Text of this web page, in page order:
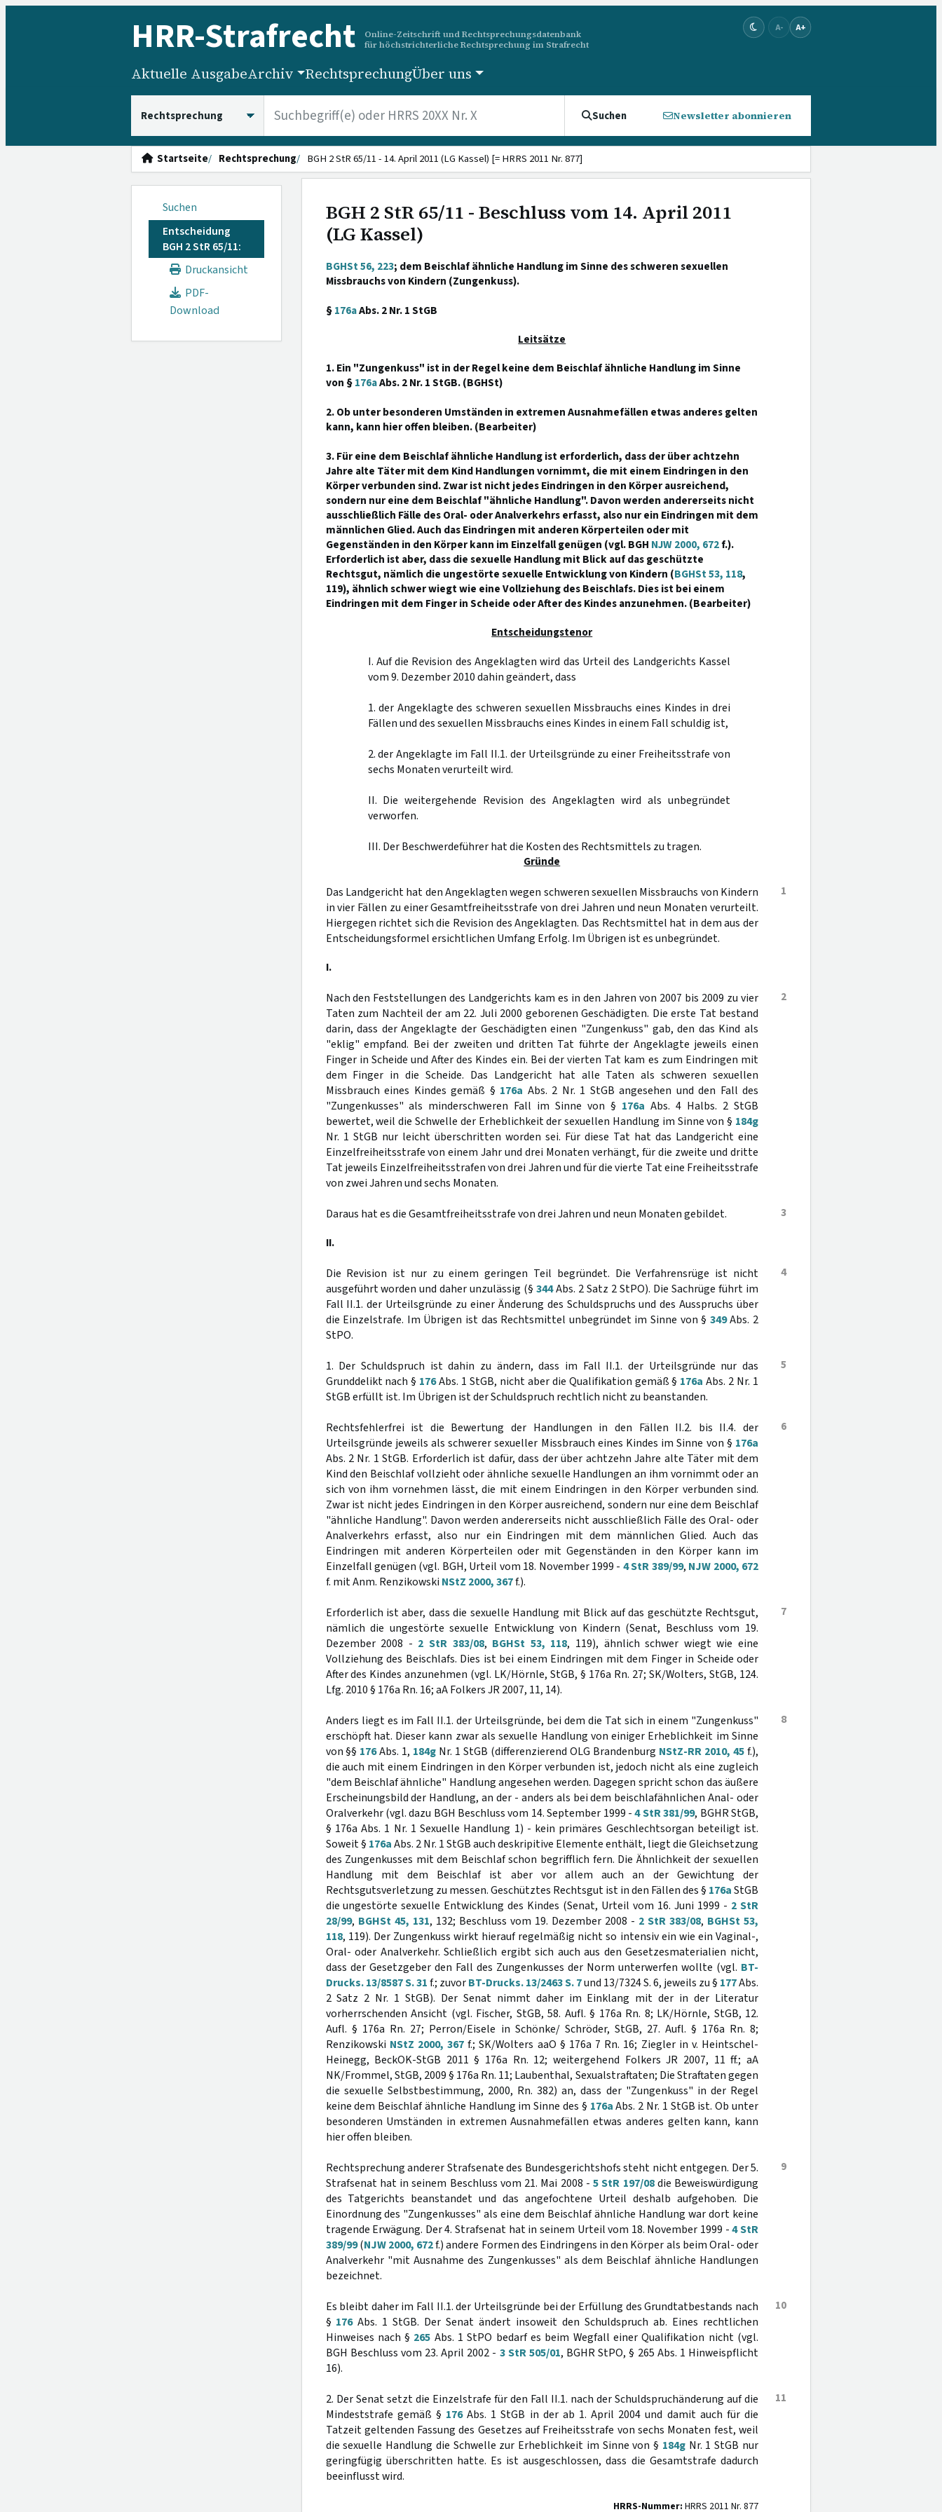
HRR-Strafrecht
Online-Zeitschrift und Rechtsprechungsdatenbank
für höchstrichterliche Rechtsprechung im Strafrecht
A- A+
Aktuelle AusgabeArchiv RechtsprechungÜber uns
Suchen Newsletter abonnieren
Startseite Rechtsprechung BGH 2 StR 65/11 - 14. April 2011 (LG Kassel) [= HRRS 2011 Nr. 877]
Suchen
Entscheidung
BGH 2 StR 65/11:
Druckansicht
PDF-
Download
BGH 2 StR 65/11 - Beschluss vom 14. April 2011
(LG Kassel)
BGHSt 56, 223; dem Beischlaf ähnliche Handlung im Sinne des schweren sexuellen
Missbrauchs von Kindern (Zungenkuss).
§176aAbs. 2 Nr. 1 StGB
Leitsätze
1. Ein "Zungenkuss" ist in der Regel keine dem Beischlaf ähnliche Handlung im Sinne
von §176aAbs. 2 Nr. 1 StGB. (BGHSt)
2. Ob unter besonderen Umständen in extremen Ausnahmefällen etwas anderes gelten
kann, kann hier offen bleiben. (Bearbeiter)
3. Für eine dem Beischlaf ähnliche Handlung ist erforderlich, dass der über achtzehn
Jahre alte Täter mit dem Kind Handlungen vornimmt, die mit einem Eindringen in den
Körper verbunden sind. Zwar ist nicht jedes Eindringen in den Körper ausreichend,
sondern nur eine dem Beischlaf "ähnliche Handlung". Davon werden andererseits nicht
ausschließlich Fälle des Oral- oder Analverkehrs erfasst, also nur ein Eindringen mit dem
männlichen Glied. Auch das Eindringen mit anderen Körperteilen oder mit
Gegenständen in den Körper kann im Einzelfall genügen (vgl. BGH NJW 2000, 672f.).
Erforderlich ist aber, dass die sexuelle Handlung mit Blick auf das geschützte
Rechtsgut, nämlich die ungestörte sexuelle Entwicklung von Kindern (BGHSt 53, 118,
119), ähnlich schwer wiegt wie eine Vollziehung des Beischlafs. Dies ist bei einem
Eindringen mit dem Finger in Scheide oder After des Kindes anzunehmen. (Bearbeiter)
Entscheidungstenor
I. Auf die Revision des Angeklagten wird das Urteil des Landgerichts Kassel
vom 9. Dezember 2010 dahin geändert, dass
1. der Angeklagte des schweren sexuellen Missbrauchs eines Kindes in drei
Fällen und des sexuellen Missbrauchs eines Kindes in einem Fall schuldig ist,
2. der Angeklagte im Fall II.1. der Urteilsgründe zu einer Freiheitsstrafe von
sechs Monaten verurteilt wird.
II. Die weitergehende Revision des Angeklagten wird als unbegründet
verworfen.
III. Der Beschwerdeführer hat die Kosten des Rechtsmittels zu tragen.
Gründe
1
Das Landgericht hat den Angeklagten wegen schweren sexuellen Missbrauchs von Kindern
in vier Fällen zu einer Gesamtfreiheitsstrafe von drei Jahren und neun Monaten verurteilt.
Hiergegen richtet sich die Revision des Angeklagten. Das Rechtsmittel hat in dem aus der
Entscheidungsformel ersichtlichen Umfang Erfolg. Im Übrigen ist es unbegründet.
I.
2
Nach den Feststellungen des Landgerichts kam es in den Jahren von 2007 bis 2009 zu vier
Taten zum Nachteil der am 22. Juli 2000 geborenen Geschädigten. Die erste Tat bestand
darin, dass der Angeklagte der Geschädigten einen "Zungenkuss" gab, den das Kind als
"eklig" empfand. Bei der zweiten und dritten Tat führte der Angeklagte jeweils einen
Finger in Scheide und After des Kindes ein. Bei der vierten Tat kam es zum Eindringen mit
dem Finger in die Scheide. Das Landgericht hat alle Taten als schweren sexuellen
Missbrauch eines Kindes gemäß § 176a Abs. 2 Nr. 1 StGB angesehen und den Fall des
"Zungenkusses" als minderschweren Fall im Sinne von § 176a Abs. 4 Halbs. 2 StGB
bewertet, weil die Schwelle der Erheblichkeit der sexuellen Handlung im Sinne von § 184g
Nr. 1 StGB nur leicht überschritten worden sei. Für diese Tat hat das Landgericht eine
Einzelfreiheitsstrafe von einem Jahr und drei Monaten verhängt, für die zweite und dritte
Tat jeweils Einzelfreiheitsstrafen von drei Jahren und für die vierte Tat eine Freiheitsstrafe
von zwei Jahren und sechs Monaten.
3
Daraus hat es die Gesamtfreiheitsstrafe von drei Jahren und neun Monaten gebildet.
II.
4
Die Revision ist nur zu einem geringen Teil begründet. Die Verfahrensrüge ist nicht
ausgeführt worden und daher unzulässig (§344Abs. 2 Satz 2 StPO). Die Sachrüge führt im
Fall II.1. der Urteilsgründe zu einer Änderung des Schuldspruchs und des Ausspruchs über
die Einzelstrafe. Im Übrigen ist das Rechtsmittel unbegründet im Sinne von § 349Abs. 2
StPO.
5
1. Der Schuldspruch ist dahin zu ändern, dass im Fall II.1. der Urteilsgründe nur das
Grunddelikt nach § 176Abs. 1 StGB, nicht aber die Qualifikation gemäß § 176a Abs. 2 Nr. 1
StGB erfüllt ist. Im Übrigen ist der Schuldspruch rechtlich nicht zu beanstanden.
6
Rechtsfehlerfrei ist die Bewertung der Handlungen in den Fällen II.2. bis II.4. der
Urteilsgründe jeweils als schwerer sexueller Missbrauch eines Kindes im Sinne von § 176a
Abs. 2 Nr. 1 StGB. Erforderlich ist dafür, dass der über achtzehn Jahre alte Täter mit dem
Kind den Beischlaf vollzieht oder ähnliche sexuelle Handlungen an ihm vornimmt oder an
sich von ihm vornehmen lässt, die mit einem Eindringen in den Körper verbunden sind.
Zwar ist nicht jedes Eindringen in den Körper ausreichend, sondern nur eine dem Beischlaf
"ähnliche Handlung". Davon werden andererseits nicht ausschließlich Fälle des Oral- oder
Analverkehrs erfasst, also nur ein Eindringen mit dem männlichen Glied. Auch das
Eindringen mit anderen Körperteilen oder mit Gegenständen in den Körper kann im
Einzelfall genügen (vgl. BGH, Urteil vom 18. November 1999 - 4 StR 389/99, NJW 2000, 672
f. mit Anm. Renzikowski NStZ 2000, 367f.).
7
Erforderlich ist aber, dass die sexuelle Handlung mit Blick auf das geschützte Rechtsgut,
nämlich die ungestörte sexuelle Entwicklung von Kindern (Senat, Beschluss vom 19.
Dezember 2008 - 2 StR 383/08, BGHSt 53, 118, 119), ähnlich schwer wiegt wie eine
Vollziehung des Beischlafs. Dies ist bei einem Eindringen mit dem Finger in Scheide oder
After des Kindes anzunehmen (vgl. LK/Hörnle, StGB, § 176a Rn. 27; SK/Wolters, StGB, 124.
Lfg. 2010 § 176a Rn. 16; aA Folkers JR 2007, 11, 14).
8
Anders liegt es im Fall II.1. der Urteilsgründe, bei dem die Tat sich in einem "Zungenkuss"
erschöpft hat. Dieser kann zwar als sexuelle Handlung von einiger Erheblichkeit im Sinne
von §§ 176Abs. 1, 184g Nr. 1 StGB (differenzierend OLG Brandenburg NStZ-RR 2010, 45f.),
die auch mit einem Eindringen in den Körper verbunden ist, jedoch nicht als eine zugleich
"dem Beischlaf ähnliche" Handlung angesehen werden. Dagegen spricht schon das äußere
Erscheinungsbild der Handlung, an der - anders als bei dem beischlafähnlichen Anal- oder
Oralverkehr (vgl. dazu BGH Beschluss vom 14. September 1999 -4 StR 381/99, BGHR StGB,
§ 176a Abs. 1 Nr. 1 Sexuelle Handlung 1) - kein primäres Geschlechtsorgan beteiligt ist.
Soweit § 176aAbs. 2 Nr. 1 StGB auch deskripitive Elemente enthält, liegt die Gleichsetzung
des Zungenkusses mit dem Beischlaf schon begrifflich fern. Die Ähnlichkeit der sexuellen
Handlung mit dem Beischlaf ist aber vor allem auch an der Gewichtung der
Rechtsgutsverletzung zu messen. Geschütztes Rechtsgut ist in den Fällen des § 176aStGB
die ungestörte sexuelle Entwicklung des Kindes (Senat, Urteil vom 16. Juni 1999 - 2 StR
28/99, BGHSt 45, 131, 132; Beschluss vom 19. Dezember 2008 - 2 StR 383/08, BGHSt 53,
118, 119). Der Zungenkuss wirkt hierauf regelmäßig nicht so intensiv ein wie ein Vaginal-,
Oral- oder Analverkehr. Schließlich ergibt sich auch aus den Gesetzesmaterialien nicht,
dass der Gesetzgeber den Fall des Zungenkusses der Norm unterwerfen wollte (vgl. BT-
Drucks. 13/8587 S. 31f.; zuvorBT-Drucks. 13/2463 S. 7und 13/7324 S. 6, jeweils zu § 177Abs.
2 Satz 2 Nr. 1 StGB). Der Senat nimmt daher im Einklang mit der in der Literatur
vorherrschenden Ansicht (vgl. Fischer, StGB, 58. Aufl. § 176a Rn. 8; LK/Hörnle, StGB, 12.
Aufl. § 176a Rn. 27; Perron/Eisele in Schönke/ Schröder, StGB, 27. Aufl. § 176a Rn. 8;
Renzikowski NStZ 2000, 367 f.; SK/Wolters aaO § 176a 7 Rn. 16; Ziegler in v. Heintschel-
Heinegg, BeckOK-StGB 2011 § 176a Rn. 12; weitergehend Folkers JR 2007, 11 ff.; aA
NK/Frommel, StGB, 2009 § 176a Rn. 11; Laubenthal, Sexualstraftaten; Die Straftaten gegen
die sexuelle Selbstbestimmung, 2000, Rn. 382) an, dass der "Zungenkuss" in der Regel
keine dem Beischlaf ähnliche Handlung im Sinne des § 176aAbs. 2 Nr. 1 StGB ist. Ob unter
besonderen Umständen in extremen Ausnahmefällen etwas anderes gelten kann, kann
hier offen bleiben.
9
Rechtsprechung anderer Strafsenate des Bundesgerichtshofs steht nicht entgegen. Der 5.
Strafsenat hat in seinem Beschluss vom 21. Mai 2008 - 5 StR 197/08die Beweiswürdigung
des Tatgerichts beanstandet und das angefochtene Urteil deshalb aufgehoben. Die
Einordnung des "Zungenkusses" als eine dem Beischlaf ähnliche Handlung war dort keine
tragende Erwägung. Der 4. Strafsenat hat in seinem Urteil vom 18. November 1999 -4 StR
389/99(NJW 2000, 672f.) andere Formen des Eindringens in den Körper als beim Oral- oder
Analverkehr "mit Ausnahme des Zungenkusses" als dem Beischlaf ähnliche Handlungen
bezeichnet.
10
Es bleibt daher im Fall II.1. der Urteilsgründe bei der Erfüllung des Grundtatbestands nach
§ 176Abs. 1 StGB. Der Senat ändert insoweit den Schuldspruch ab. Eines rechtlichen
Hinweises nach § 265 Abs. 1 StPO bedarf es beim Wegfall einer Qualifikation nicht (vgl.
BGH Beschluss vom 23. April 2002 - 3 StR 505/01, BGHR StPO, § 265 Abs. 1 Hinweispflicht
16).
11
2. Der Senat setzt die Einzelstrafe für den Fall II.1. nach der Schuldspruchänderung auf die
Mindeststrafe gemäß § 176Abs. 1 StGB in der ab 1. April 2004 und damit auch für die
Tatzeit geltenden Fassung des Gesetzes auf Freiheitsstrafe von sechs Monaten fest, weil
die sexuelle Handlung die Schwelle zur Erheblichkeit im Sinne von § 184gNr. 1 StGB nur
geringfügig überschritten hatte. Es ist ausgeschlossen, dass die Gesamtstrafe dadurch
beeinflusst wird.
HRRS-Nummer: HRRS 2011 Nr. 877